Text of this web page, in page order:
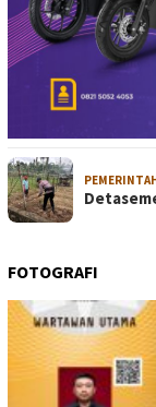
FOTOGRAFI